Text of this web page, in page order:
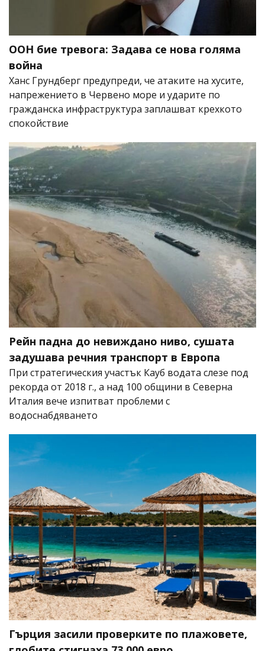
ООН бие тревога: Задава се нова голяма
война
Ханс Грундберг предупреди, че атаките на хусите,
напрежението в Червено море и ударите по
гражданска инфраструктура заплашват крехкото
спокойствие
Рейн падна до невиждано ниво, сушата
задушава речния транспорт в Европа
При стратегическия участък Кауб водата слезе под
рекорда от 2018 г., а над 100 общини в Северна
Италия вече изпитват проблеми с
водоснабдяването
Гърция засили проверките по плажовете,